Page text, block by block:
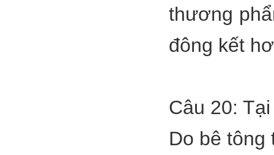
thương
đông kết
Câu 20:
Do bê tông